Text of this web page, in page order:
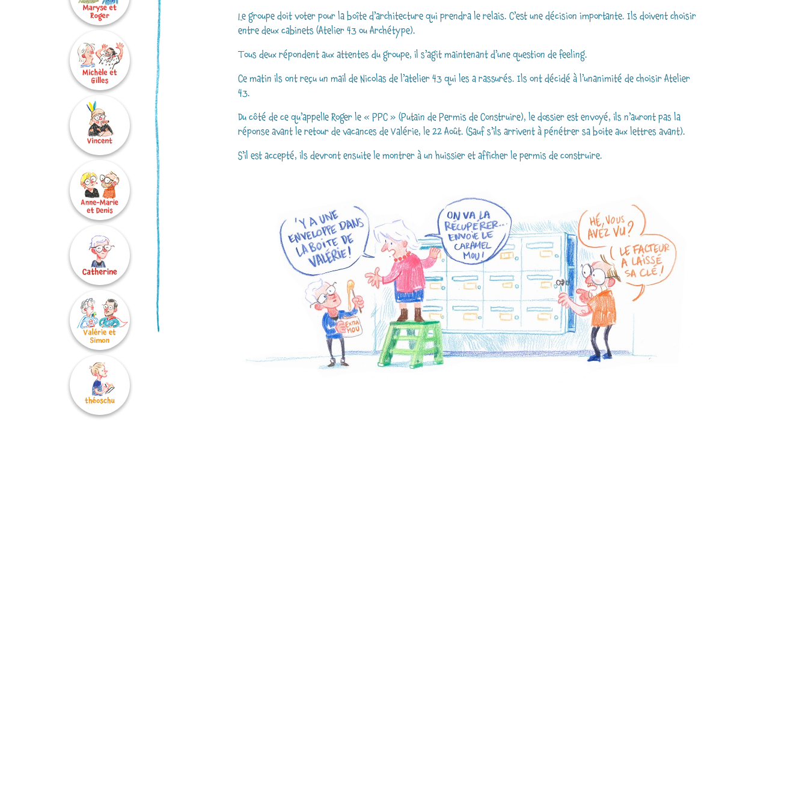
Le groupe doit voter pour la boîte d’architecture qui prendra le relais. C’est une décision importante. Ils doivent choisir
entre deux cabinets (Atelier 43 ou Archétype).
Tous deux répondent aux attentes du groupe, il s’agit maintenant d’une question de feeling.
Ce matin ils ont reçu un mail de Nicolas de l’atelier 43 qui les a rassurés. Ils ont décidé à l’unanimité de choisir Atelier
43.
Du côté de ce qu’appelle Roger le « PPC » (Putain de Permis de Construire), le dossier est envoyé, ils n’auront pas la
réponse avant le retour de vacances de Valérie, le 22 Août. (Sauf s’ils arrivent à pénétrer sa boite aux lettres avant).
S’il est accepté, ils devront ensuite le montrer à un huissier et afficher le permis de construire.